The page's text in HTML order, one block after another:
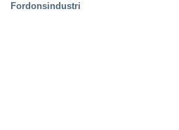
Fordonsindustri
och kunna
av de viktigaste funktionerna
Samt att göra det säkert. Jag är
detta projekt och även om det
alltid värt det, avslutar
nya lean-fabriken